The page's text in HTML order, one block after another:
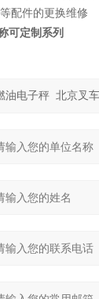
配件的更换维修
可定制系列